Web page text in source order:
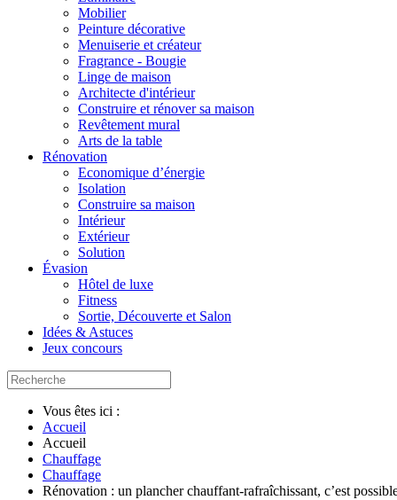
Mobilier
Peinture décorative
Menuiserie et créateur
Fragrance - Bougie
Linge de maison
Architecte d'intérieur
Construire et rénover sa maison
Revêtement mural
Arts de la table
Rénovation
Economique d’énergie
Isolation
Construire sa maison
Intérieur
Extérieur
Solution
Évasion
Hôtel de luxe
Fitness
Sortie, Découverte et Salon
Idées & Astuces
Jeux concours
Vous êtes ici :
Accueil
Accueil
Chauffage
Chauffage
Rénovation : un plancher chauffant-rafraîchissant, c’est